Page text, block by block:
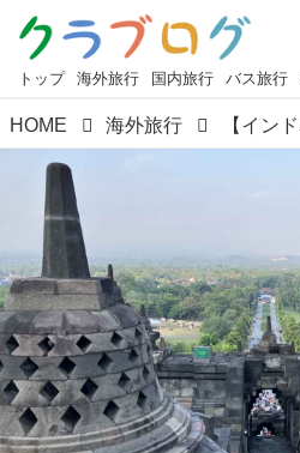
トップ 海外旅行 国内旅行 バス旅行
HOME 海外旅行